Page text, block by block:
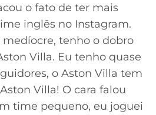
o fato de ter mais
inglês no Instagram.
medíocre, tenho o dobro
Villa. Eu tenho quase
o Aston Villa tem
Villa! O cara falou
time pequeno, eu joguei